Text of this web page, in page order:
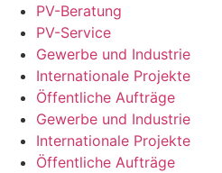
PV-Beratung
PV-Service
Gewerbe und Industrie
Internationale Projekte
Öffentliche Aufträge
Gewerbe und Industrie
Internationale Projekte
Öffentliche Aufträge